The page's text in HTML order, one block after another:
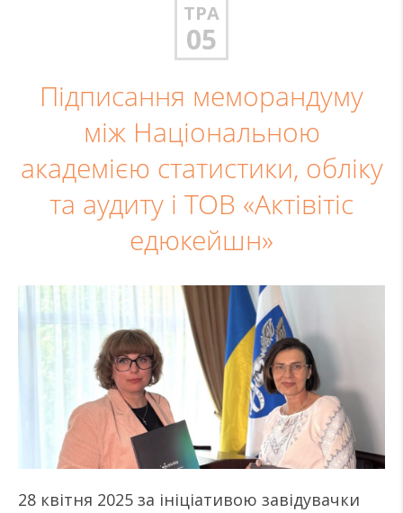
ТРА
05
Підписання меморандуму
між Національною
академією статистики, обліку
та аудиту і ТОВ «Актівітіс
едюкейшн»
28 квітня 2025 за ініціативою завідувачки